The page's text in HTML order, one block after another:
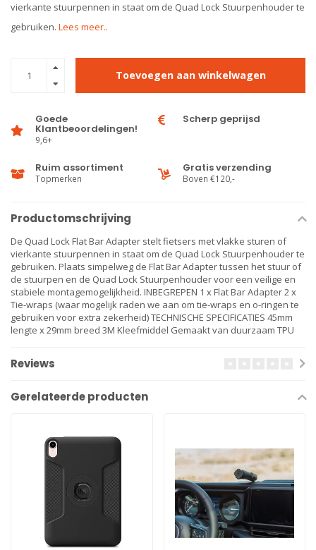
vierkante stuurpennen in staat om de Quad Lock Stuurpenhouder te
gebruiken. Lees meer..
Toevoegen aan winkelwagen
Goede
Klantbeoordelingen!
9,6+
Scherp geprijsd
Ruim assortiment
Topmerken
Gratis verzending
Boven €120,-
Productomschrijving
De Quad Lock Flat Bar Adapter stelt fietsers met vlakke sturen of
vierkante stuurpennen in staat om de Quad Lock Stuurpenhouder te
gebruiken. Plaats simpelweg de Flat Bar Adapter tussen het stuur of
de stuurpen en de Quad Lock Stuurpenhouder voor een veilige en
stabiele montagemogelijkheid. INBEGREPEN 1 x Flat Bar Adapter 2 x
Tie-wraps (waar mogelijk raden we aan om tie-wraps en o-ringen te
gebruiken voor extra zekerheid) TECHNISCHE SPECIFICATIES 45mm
lengte x 29mm breed 3M Kleefmiddel Gemaakt van duurzaam TPU
Reviews
Gerelateerde producten